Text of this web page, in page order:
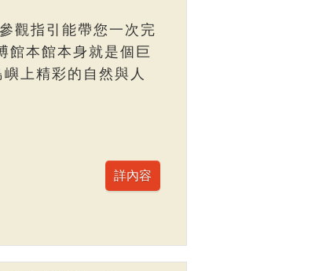
觀指引能帶您一次完
館本館本身就是個巨
上精彩的自然與人